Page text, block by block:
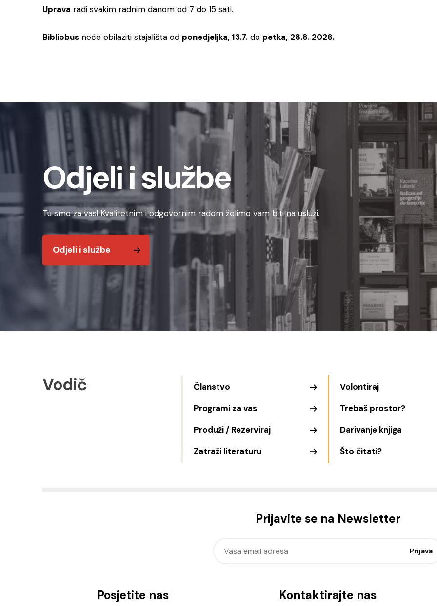
Uprava radi svakim radnim danom od 7 do 15 sati.
Bibliobus neće obilaziti stajališta od ponedjeljka, 13.7. do petka, 28.8. 2026.
Odjeli i službe
Tu smo za vas! Kvalitetnim i odgovornim radom želimo vam biti na usluzi.
Odjeli i službe
Vodič
Članstvo
Programi za vas
Produži / Rezerviraj
Zatraži literaturu
Volontiraj
Trebaš prostor?
Darivanje knjiga
Što čitati?
Prijavite se na Newsletter
Posjetite nas Kontaktirajte nas